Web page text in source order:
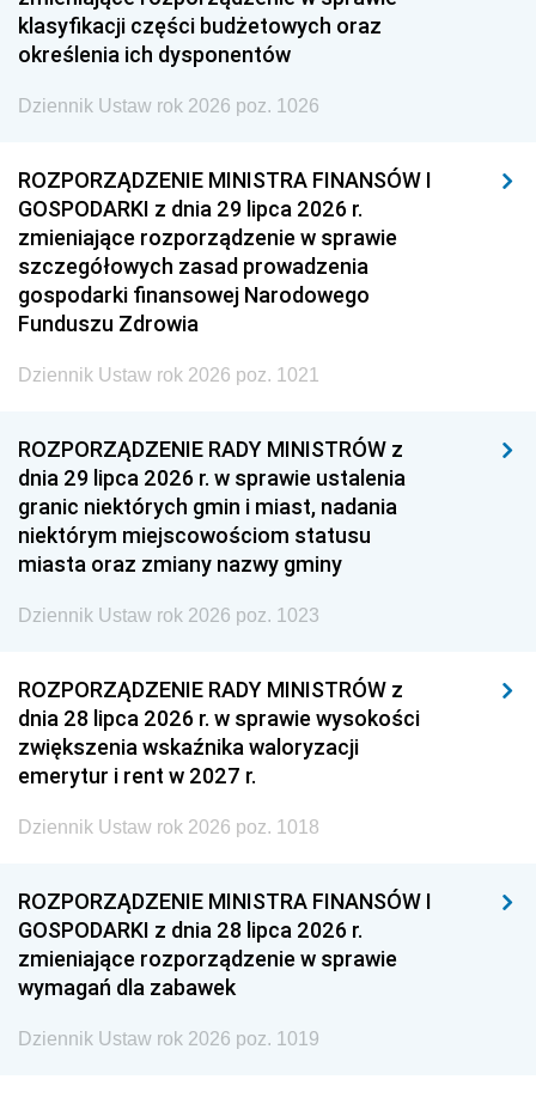
klasyfikacji części budżetowych oraz
określenia ich dysponentów
Dziennik Ustaw rok 2026 poz. 1026
ROZPORZĄDZENIE MINISTRA FINANSÓW I
GOSPODARKI z dnia 29 lipca 2026 r.
zmieniające rozporządzenie w sprawie
szczegółowych zasad prowadzenia
gospodarki finansowej Narodowego
Funduszu Zdrowia
Dziennik Ustaw rok 2026 poz. 1021
ROZPORZĄDZENIE RADY MINISTRÓW z
dnia 29 lipca 2026 r. w sprawie ustalenia
granic niektórych gmin i miast, nadania
niektórym miejscowościom statusu
miasta oraz zmiany nazwy gminy
Dziennik Ustaw rok 2026 poz. 1023
ROZPORZĄDZENIE RADY MINISTRÓW z
dnia 28 lipca 2026 r. w sprawie wysokości
zwiększenia wskaźnika waloryzacji
emerytur i rent w 2027 r.
Dziennik Ustaw rok 2026 poz. 1018
ROZPORZĄDZENIE MINISTRA FINANSÓW I
GOSPODARKI z dnia 28 lipca 2026 r.
zmieniające rozporządzenie w sprawie
wymagań dla zabawek
Dziennik Ustaw rok 2026 poz. 1019